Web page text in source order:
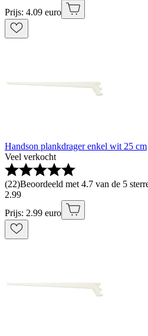
Prijs: 4.09 euro
Handson plankdrager enkel wit 25 cm
Veel verkocht
(22)Beoordeeld met 4.7 van de 5
2.99
Prijs: 2.99 euro